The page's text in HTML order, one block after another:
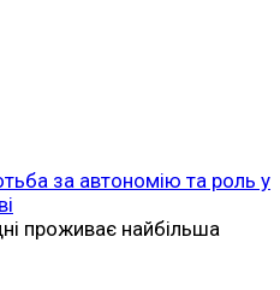
за автономію та роль у
проживає найбільша